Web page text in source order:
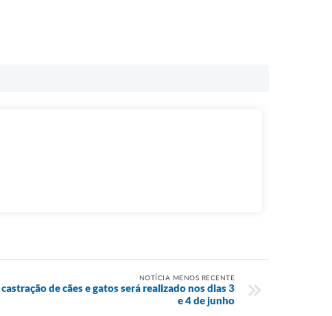
NOTÍCIA MENOS RECENTE
de cães e gatos será realizado nos dias 3
e 4 de junho